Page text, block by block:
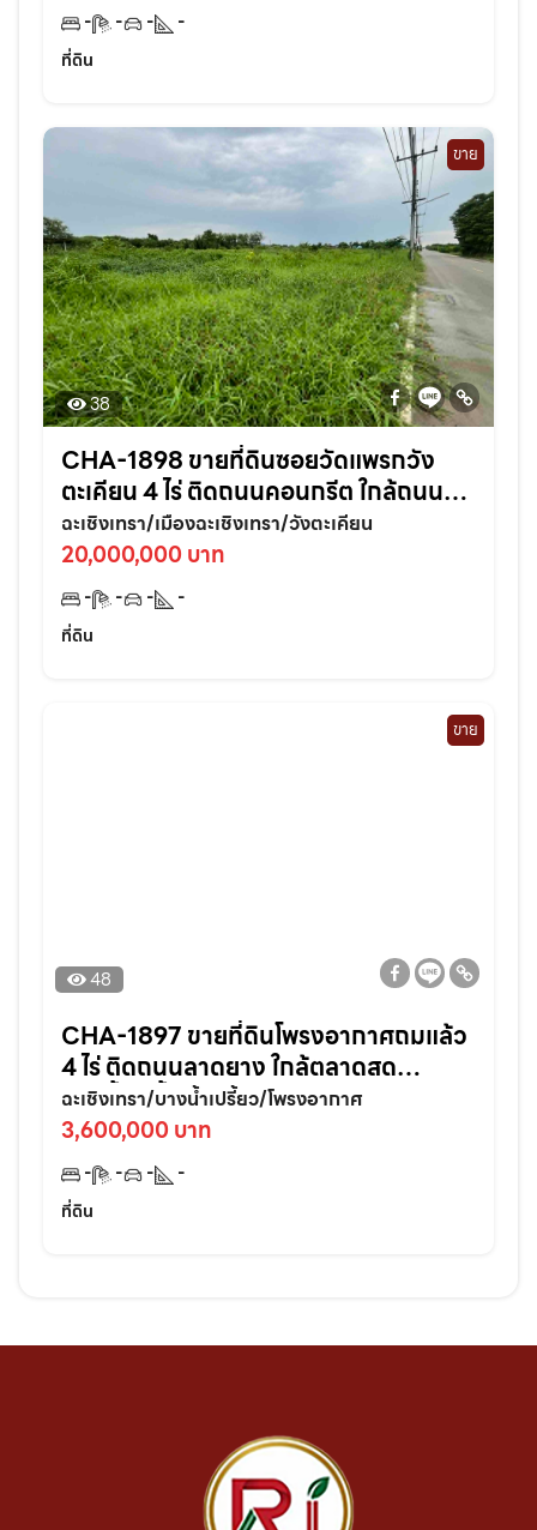
- - -
-
ที่ดิน
ขาย
38
CHA-1898 ขายที่ดินซอยวัดแพรกวัง
ตะเคียน 4 ไร่ ติดถนนคอนกรีต ใกล้ถนน
เส้นสุวินทวงศ์304-800เมตร อ.เมือง
ฉะเชิงเทรา
ฉะเชิงเทรา/เมืองฉะเชิงเทรา/วังตะเคียน
20,000,000 บาท
- - -
-
ที่ดิน
ขาย
48
CHA-1897 ขายที่ดินโพรงอากาศถมแล้ว
4 ไร่ ติดถนนลาดยาง ใกล้ตลาดสด
บางน้ำเปรี้ยว-6กม. จ.ฉะเชิงเทรา
ฉะเชิงเทรา/บางน้ำเปรี้ยว/โพรงอากาศ
3,600,000 บาท
- - -
-
ที่ดิน